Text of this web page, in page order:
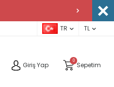
TR TL
Giriş Yap
0
Sepetim